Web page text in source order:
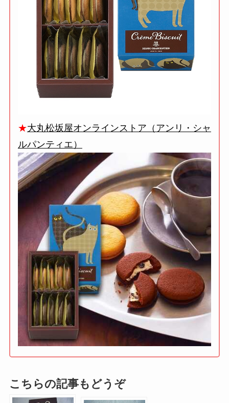
★大丸松坂屋オンラインストア（アンリ・シャ
ルパンティエ）
こちらの記事もどうぞ